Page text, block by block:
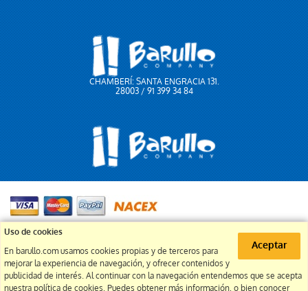
CHAMBERÍ: SANTA ENGRACIA 131.
28003 / 91 399 34 84
91 399 34 84
info@barullo.com
Aceptar
Uso de cookies
En barullo.com usamos cookies propias y de terceros para
mejorar la experiencia de navegación, y ofrecer contenidos y
publicidad de interés. Al continuar con la navegación entendemos que se acepta
nuestra política de cookies. Puedes obtener más información, o bien conocer